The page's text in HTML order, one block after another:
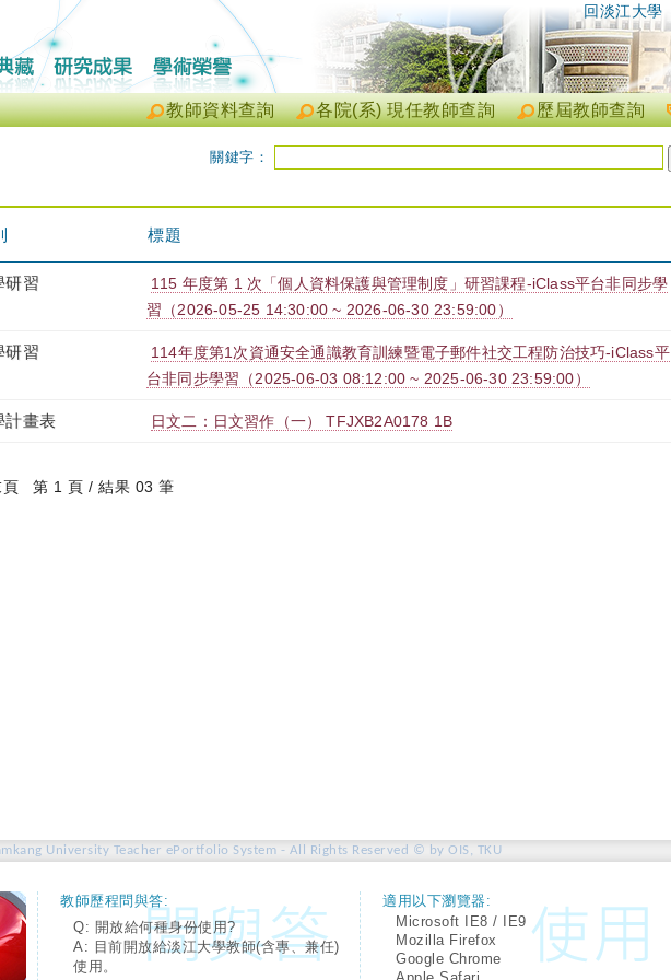
回淡江大學
歷屆教師查詢
各院(系) 現任教師查詢
教師資料查詢
關鍵字：
標題
研習
115 年度第 1 次「個人資料保護與管理制度」研習課程-iClass平台非同步學
習（2026-05-25 14:30:00 ~ 2026-06-30 23:59:00）
研習
114年度第1次資通安全通識教育訓練暨電子郵件社交工程防治技巧-iClass平
台非同步學習（2025-06-03 08:12:00 ~ 2025-06-30 23:59:00）
計畫表 日文二：日文習作（一） TFJXB2A0178 1B
頁 第 1 頁 / 結果 03 筆
University Teacher ePortfolio System - All Rights Reserved © by OIS, TKU
教師歷程問與答:
Q: 開放給何種身份使用?
A: 目前開放給淡江大學教師(含專、兼任)
使用。
適用以下瀏覽器:
Microsoft IE8 / IE9
Mozilla Firefox
Google Chrome